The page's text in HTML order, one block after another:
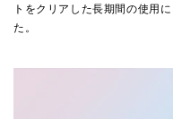
トをクリアした長期間の使用
た。